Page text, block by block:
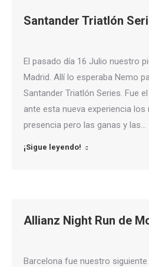
Santander Triatlón
El pasado día 16 Julio nuestro
Madrid. Allí lo esperaba Nemo
Santander Triatlón Series. Fue
ante esta nueva experiencia
presencia pero las ganas y las…
¡Sigue leyendo!
Allianz Night Run de
Barcelona fue nuestro siguiente